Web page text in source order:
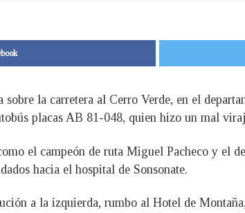
la carretera al Cerro Verde, en el
placas AB 81-048, quien hizo un mal
el campeón de ruta Miguel Pacheco y el
hacia el hospital de Sonsonate.
a la izquierda, rumbo al Hotel de